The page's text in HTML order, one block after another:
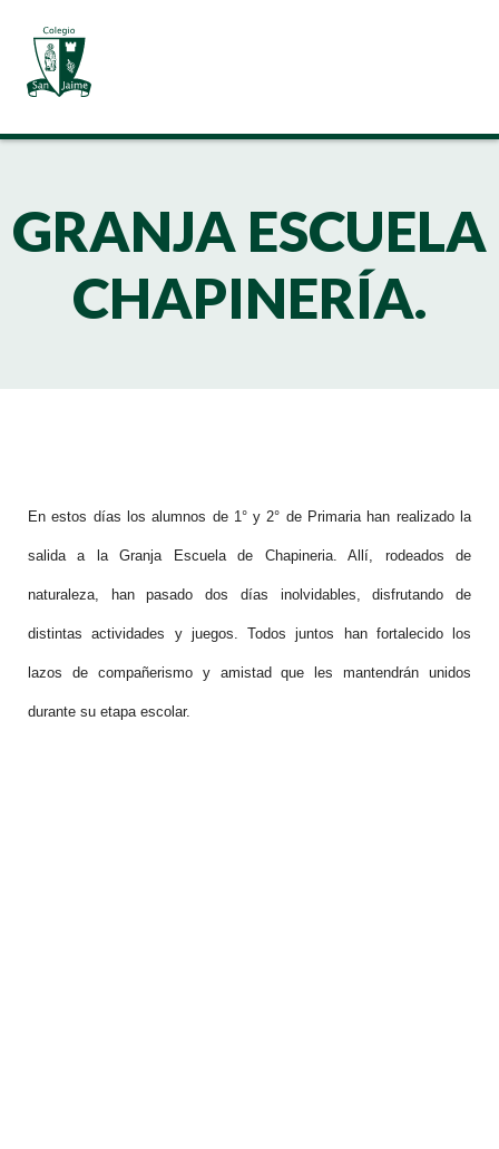
GRANJA ESCUELA
CHAPINERÍA.
En estos días los alumnos de 1° y 2° de Primaria han realizado la
salida a la Granja Escuela de Chapineria. Allí, rodeados de
naturaleza, han pasado dos días inolvidables, disfrutando de
distintas actividades y juegos. Todos juntos han fortalecido los
lazos de compañerismo y amistad que les mantendrán unidos
durante su etapa escolar.